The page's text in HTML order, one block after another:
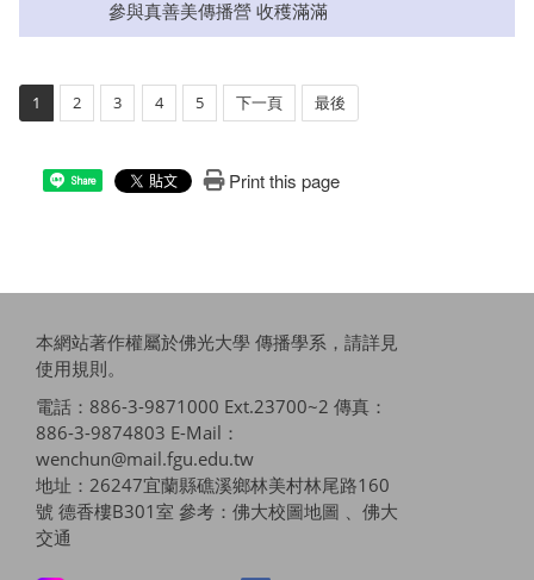
參與真善美傳播營 收穫滿滿
1 2 3 4 5 下一頁 最後
Share Print this page
本網站著作權屬於佛光大學 傳播學系，請詳見
使用規則。
電話：886-3-9871000 Ext.23700~2 傳真：
886-3-9874803 E-Mail：
wenchun@mail.fgu.edu.tw
地址：26247宜蘭縣礁溪鄉林美村林尾路160
號 德香樓B301室 參考： 佛大校圖地圖 、佛大
交通